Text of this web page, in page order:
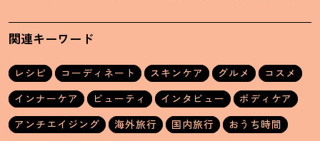
力
関連キーワード
レシピ コーディネート スキンケア グルメ
コスメ
インナーケア
ビューティ インタビュー
ボディケア
アンチエイジング
海外旅行 国内旅行
おうち時間